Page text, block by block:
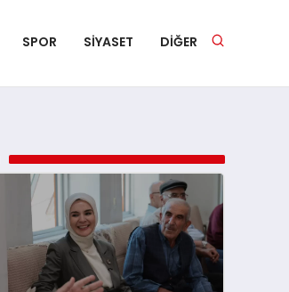
SPOR SIYASET DIĞER